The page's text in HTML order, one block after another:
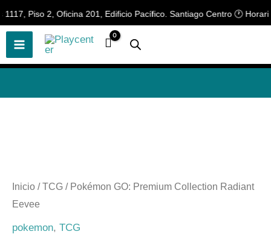
Piso 2, Oficina 201, Edificio Pacífico. Santiago Centro 🕐 Horario
Ir
al
contenido
Inicio /TCG / Pokémon GO: Premium Collection Radiant
Eevee
pokemon, TCG
🎲¡Descubre nuestras increíbles
ofertas!🎲
📢 ¡OFERTAS! 🔥